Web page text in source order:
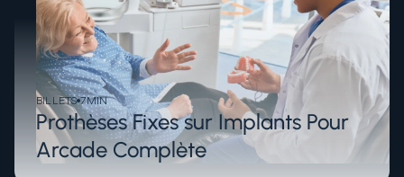
BILLETS 7MIN
Prothèses Fixes sur Implants Pour
Arcade Complète